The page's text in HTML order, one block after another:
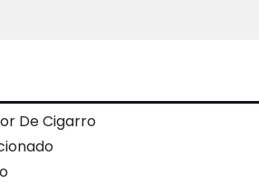
De Cigarro